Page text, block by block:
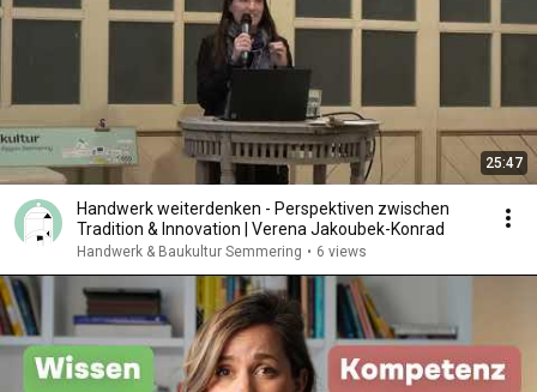
25:47
Handwerk weiterdenken - Perspektiven zwischen
Tradition & Innovation | Verena Jakoubek-Konrad
Handwerk & Baukultur Semmering • 6 views